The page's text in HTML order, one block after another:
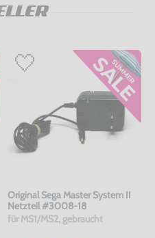
Original Sega Master System II
Netzteil #3008-18
für MS1/MS2, gebraucht